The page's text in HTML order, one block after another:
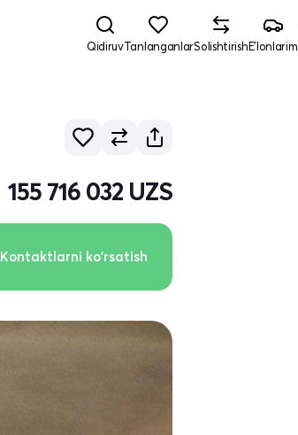
QidiruvTanlanganlarSolishtirishE'lonlarim
155 716 032 UZS
Kontaktlarni ko'rsatish